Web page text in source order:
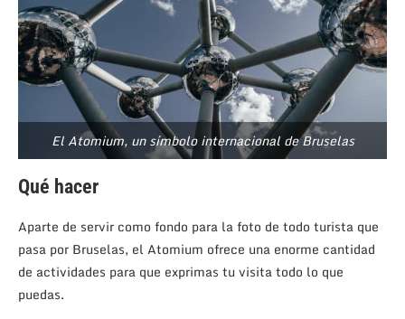
El Atomium, un símbolo internacional de Bruselas
Qué hacer
Aparte de servir como fondo para la foto de todo turista que
pasa por Bruselas, el Atomium ofrece una enorme cantidad
de actividades para que exprimas tu visita todo lo que
puedas.